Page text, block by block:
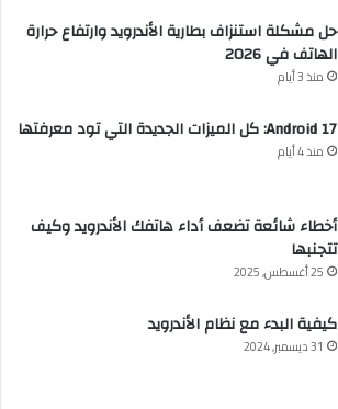
حل مشكلة استنزاف بطارية الأندرويد وارتفاع حرارة
الهاتف في 2026
منذ 3 أيام
Android 17: كل الميزات الجديدة التي تود معرفتها
منذ 4 أيام
أخطاء شائعة تضعف أداء هاتفك الأندرويد وكيف
تتجنبها
25 أغسطس, 2025
كيفية البدء مع نظام الأندرويد
31 ديسمبر, 2024